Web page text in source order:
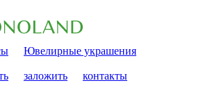
Ювелирные украшения
заложить контакты